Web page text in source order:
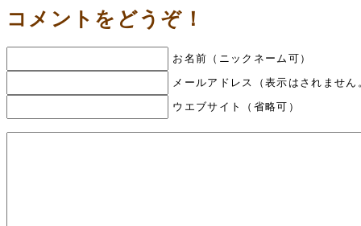
コメントをどうぞ！
お名前（ニックネーム可）
メールアドレス（表示はされませ
ウエブサイト（省略可）